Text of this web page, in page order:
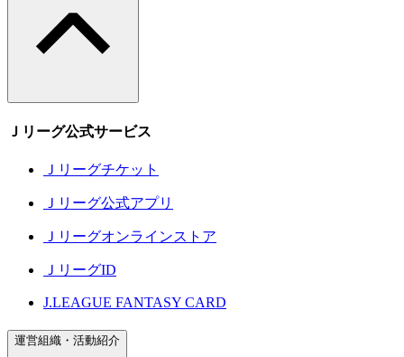
Ｊリーグ公式サービス
Ｊリーグチケット
Ｊリーグ公式アプリ
Ｊリーグオンラインストア
ＪリーグID
J.LEAGUE FANTASY CARD
運営組織・活動紹介